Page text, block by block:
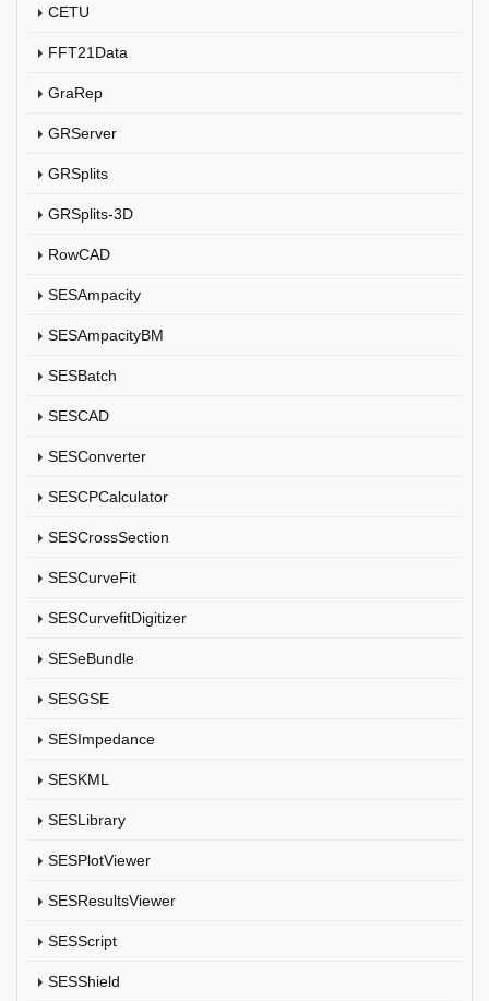
CETU
FFT21Data
GraRep
GRServer
GRSplits
GRSplits-3D
RowCAD
SESAmpacity
SESAmpacityBM
SESBatch
SESCAD
SESConverter
SESCPCalculator
SESCrossSection
SESCurveFit
SESCurvefitDigitizer
SESeBundle
SESGSE
SESImpedance
SESKML
SESLibrary
SESPlotViewer
SESResultsViewer
SESScript
SESShield